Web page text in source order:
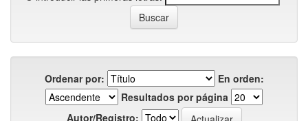
Ordenar por:
En orden:
Resultados por página
Autor/Registro: